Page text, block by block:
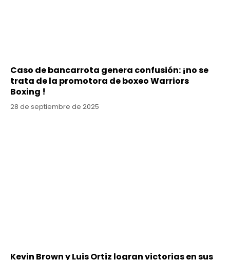
Caso de bancarrota genera confusión: ¡no se
trata de la promotora de boxeo Warriors
Boxing !
28 de septiembre de 2025
Kevin Brown y Luis Ortiz logran victorias en sus